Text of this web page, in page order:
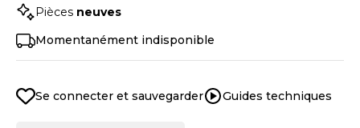
Pièces neuves
Momentanément indisponible
Se connecter et sauvegarder Guides techniques